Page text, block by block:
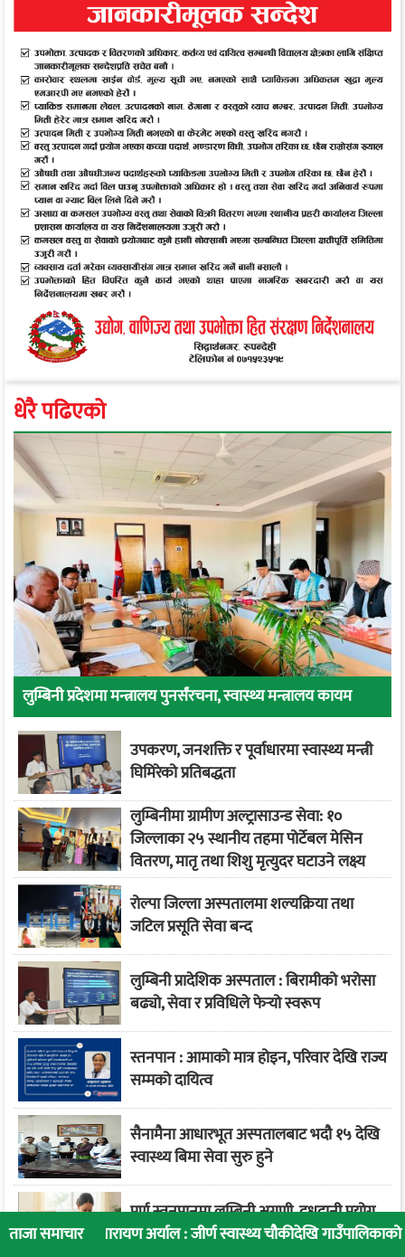
ताजा समाचार
अर्याल : जीर्ण स्वास्थ्य चौकीदेखि गाउँपालिकाको स्वास्थ्य
धेरै पढिएको
लुम्बिनी प्रदेशमा मन्त्रालय पुनर्संरचना, स्वास्थ्य मन्त्रालय कायम
उपकरण, जनशक्ति र पूर्वाधारमा स्वास्थ्य मन्त्री
घिमिरेको प्रतिबद्धता
लुम्बिनीमा ग्रामीण अल्ट्रासाउन्ड सेवा: १०
जिल्लाका २५ स्थानीय तहमा पोर्टेबल मेसिन
वितरण, मातृ तथा शिशु मृत्युदर घटाउने लक्ष्य
रोल्पा जिल्ला अस्पतालमा शल्यक्रिया तथा
जटिल प्रसूति सेवा बन्द
लुम्बिनी प्रादेशिक अस्पताल : बिरामीको भरोसा
बढ्यो, सेवा र प्रविधिले फेर्‍यो स्वरूप
स्तनपान : आमाको मात्र होइन, परिवार देखि राज्य
सम्मको दायित्व
सैनामैना आधारभूत अस्पतालबाट भदौ १५ देखि
स्वास्थ्य बिमा सेवा सुरु हुने
पूर्ण स्तनपानमा लुम्बिनी अग्रणी, दुधदानी प्रयोग
घटाउन चुनौती